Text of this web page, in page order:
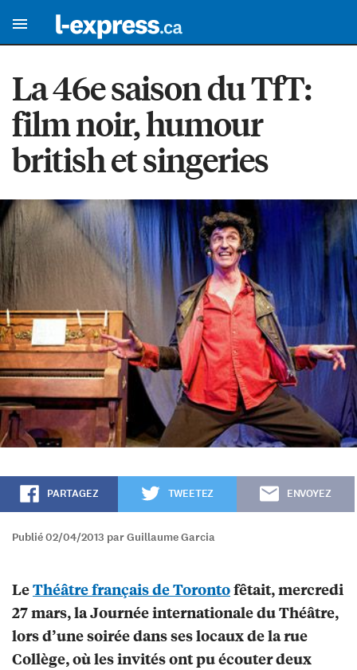
La 46e saison du TfT:
film noir, humour
british et singeries
PARTAGEZ TWEETEZ ENVOYEZ
Publié 02/04/2013 par Guillaume Garcia
LeThéâtre français de Torontofêtait, mercredi
27 mars, la Journée internationale du Théâtre,
lors d’une soirée dans ses locaux de la rue
Collège, où les invités ont pu écouter deux